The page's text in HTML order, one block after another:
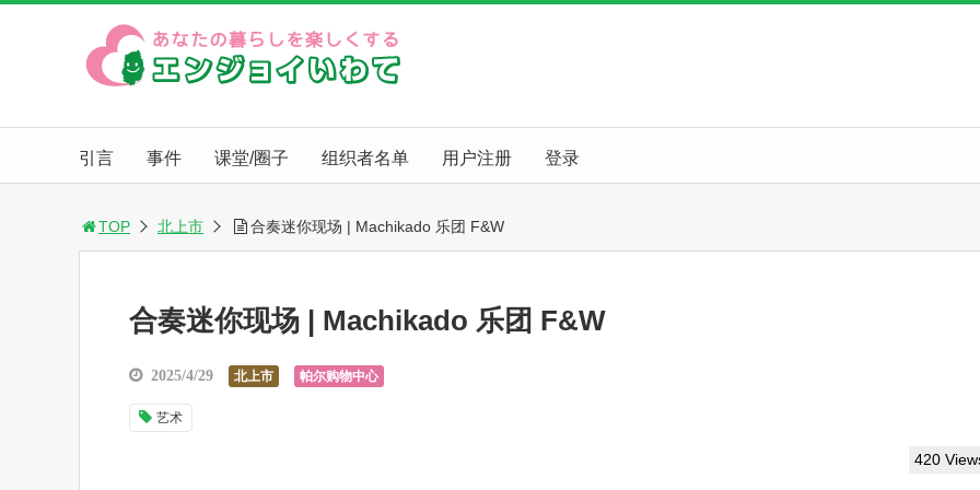
引言 事件 课堂/圈子 组织者名单 用户注册 登录
TOP 北上市 合奏迷你现场 | Machikado 乐团 F&W
合奏迷你现场 | Machikado 乐团 F&W
2025/4/29 北上市 帕尔购物中心
艺术
420